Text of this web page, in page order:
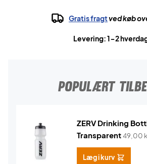
Gratis fragtved køb
Levering: 1-2
POPULÆRT
ZERV Drinking
Transparent49,00
Læg i kurv